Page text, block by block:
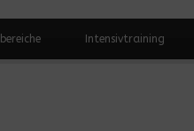
Intensivtraining